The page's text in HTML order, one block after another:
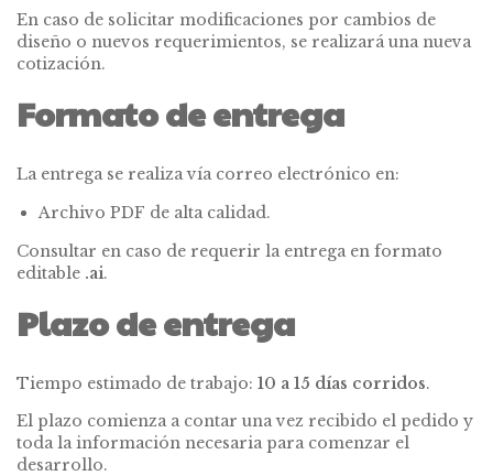
En caso de solicitar modificaciones por cambios de
diseño o nuevos requerimientos, se realizará una nueva
cotización.
Formato de entrega
La entrega se realiza vía correo electrónico en:
Archivo PDF de alta calidad.
Consultar en caso de requerir la entrega en formato
editable .ai.
Plazo de entrega
Tiempo estimado de trabajo: 10 a 15 días corridos.
El plazo comienza a contar una vez recibido el pedido y
toda la información necesaria para comenzar el
desarrollo.